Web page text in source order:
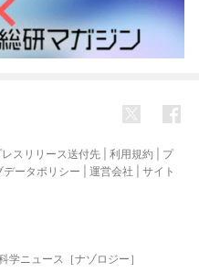
レスリリース送付先 利用規約
プ
ータポリシー 運営会社
サイト
学ニュース［ナゾロジー］